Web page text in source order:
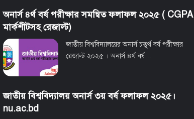
অনার্স ৪র্থ বর্ষ পরীক্ষার সমন্বিত ফলাফল ২০২৫ ( CGPA
মার্কশীটসহ রেজাল্ট)
জাতীয় বিশ্ববিদ্যালয়ের অনার্স চতুর্থ বর্ষ পরীক্ষার
রেজাল্ট ২০২৫ । অনার্স ৪র্থ বর্ষ…
জাতীয় বিশ্ববিদ্যালয় অনার্স ৩য় বর্ষ ফলাফল ২০২৫।
nu.ac.bd